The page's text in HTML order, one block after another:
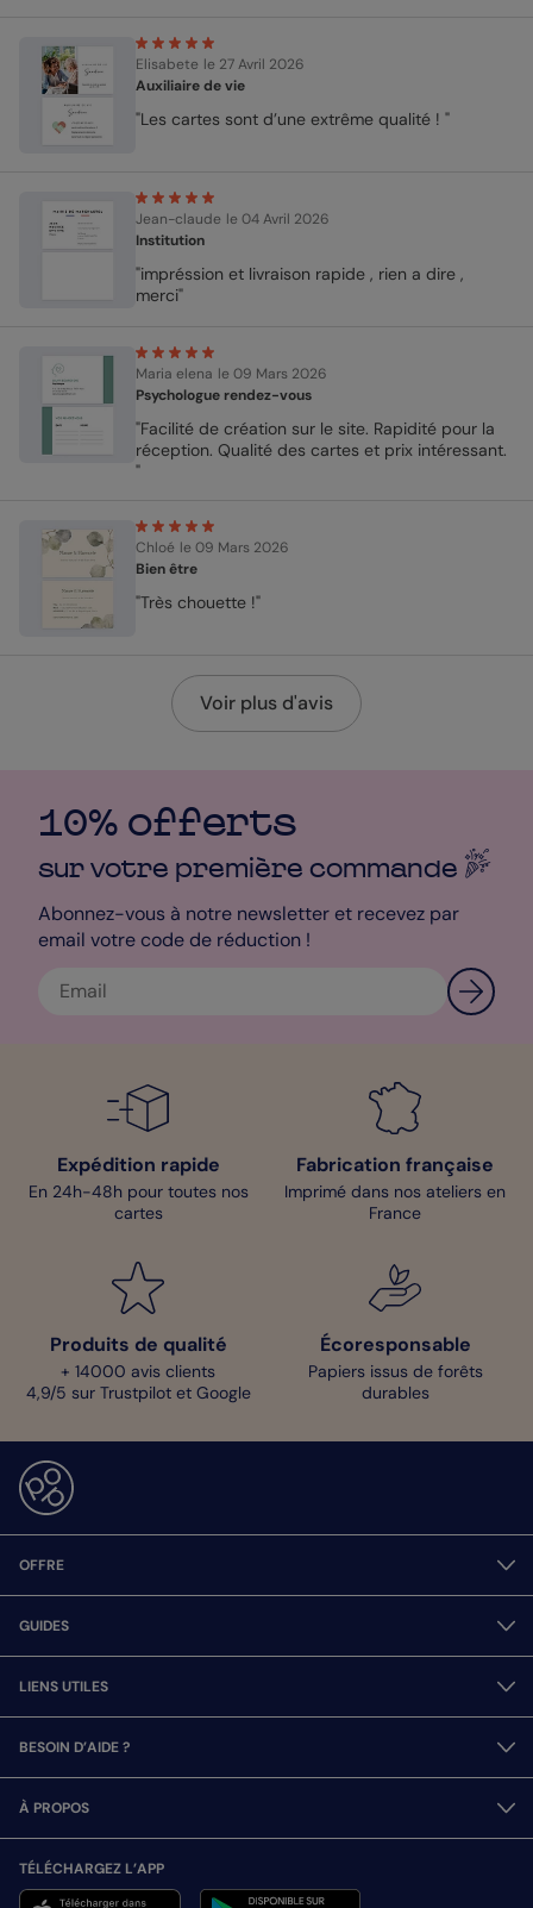
Elisabete le 27 Avril 2026
Auxiliaire de vie
"Les cartes sont d’une extrême qualité ! "
Jean-claude le 04 Avril 2026
Institution
"impréssion et livraison rapide , rien a dire ,
merci"
Maria elena le 09 Mars 2026
Psychologue rendez-vous
"Facilité de création sur le site. Rapidité pour la
réception. Qualité des cartes et prix intéressant.
"
Chloé le 09 Mars 2026
Bien être
"Très chouette !"
Voir plus d'avis
10% offerts
sur votre première commande
Abonnez-vous à notre newsletter et recevez par
email votre code de réduction !
Expédition rapide
En 24h-48h pour toutes nos
cartes
Fabrication française
Imprimé dans nos ateliers en
France
Produits de qualité
+ 14000 avis clients
4,9/5 sur Trustpilot et Google
Écoresponsable
Papiers issus de forêts
durables
OFFRE
GUIDES
LIENS UTILES
BESOIN D’AIDE ?
À PROPOS
TÉLÉCHARGEZ L’APP